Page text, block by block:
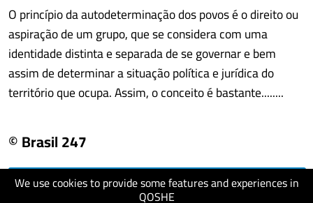
We use cookies to provide some features and experiences in
QOSHE
O princípio da autodeterminação dos povos é o direito ou
aspiração de um grupo, que se considera com uma
identidade distinta e separada de se governar e bem
assim de determinar a situação política e jurídica do
território que ocupa. Assim, o conceito é bastante........
© Brasil 247
visit website